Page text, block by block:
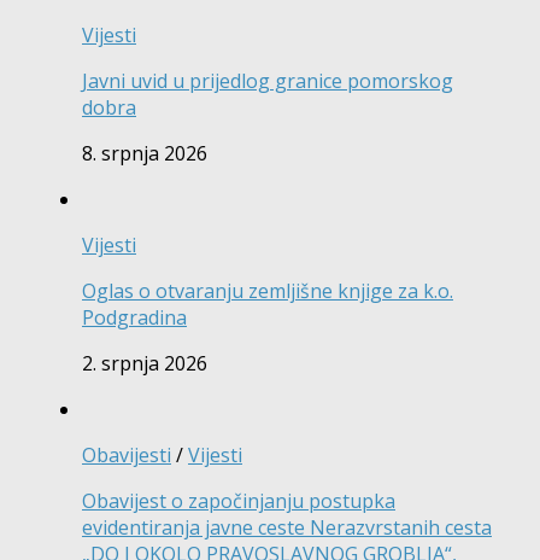
Vijesti
Javni uvid u prijedlog granice pomorskog
dobra
8. srpnja 2026
Vijesti
Oglas o otvaranju zemljišne knjige za k.o.
Podgradina
2. srpnja 2026
Obavijesti /Vijesti
Obavijest o započinjanju postupka
evidentiranja javne ceste Nerazvrstanih cesta
„DO I OKOLO PRAVOSLAVNOG GROBLJA“,